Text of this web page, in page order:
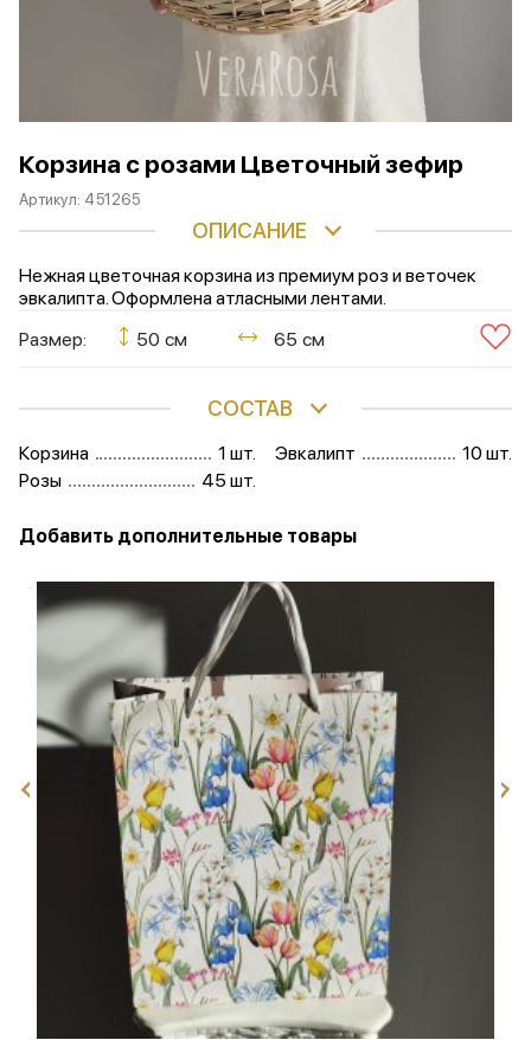
Корзина с розами Цветочный зефир
Артикул: 451265
ОПИСАНИЕ
Нежная цветочная корзина из премиум роз и веточек
эвкалипта. Оформлена атласными лентами.
Размер:
50 см 65 см
СОСТАВ
Корзина
1 шт.
Розы
45 шт.
Эвкалипт 10 шт.
Добавить дополнительные товары